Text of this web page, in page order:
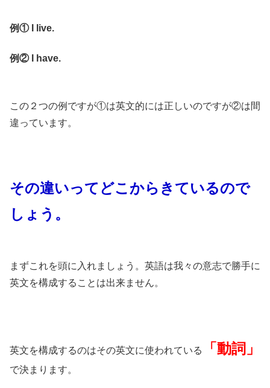
例① I live.
例② I have.
この２つの例ですが①は英文的には正しいのですが②は間
違っています。
その違いってどこからきているので
しょう。
まずこれを頭に入れましょう。英語は我々の意志で勝手に
英文を構成することは出来ません。
英文を構成するのはその英文に使われている 「動詞」
で決まります。